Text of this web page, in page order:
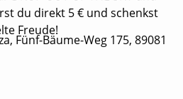
du direkt 5 € und schenkst
Freude!
Fünf-Bäume-Weg 175, 89081